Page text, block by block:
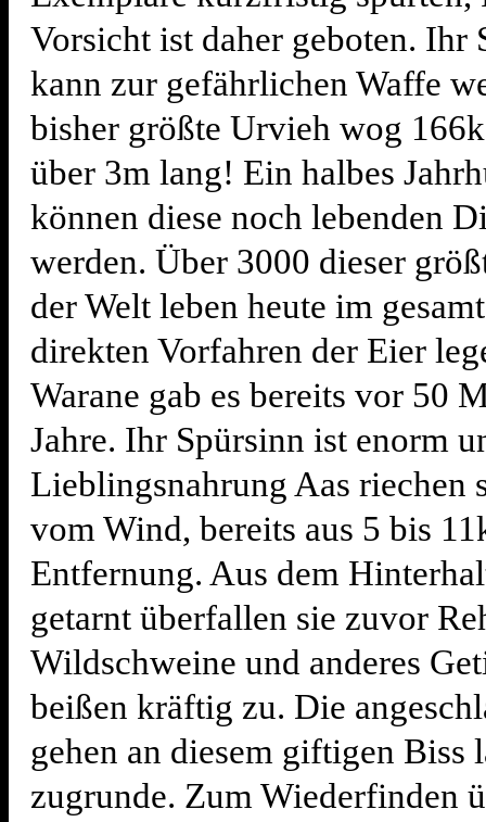
Vorsicht ist daher geboten. Ihr
kann zur gefährlichen Waffe
bisher größte Urvieh wog
über 3m lang! Ein halbes
können diese noch lebenden
werden. Über 3000 dieser
der Welt leben heute im
direkten Vorfahren der Eier
Warane gab es bereits vor 50
Jahre. Ihr Spürsinn ist enorm
Lieblingsnahrung Aas riechen
vom Wind, bereits aus 5 bis
Entfernung. Aus dem
getarnt überfallen sie zuvor
Wildschweine und anderes
beißen kräftig zu. Die
gehen an diesem giftigen Biss
zugrunde. Zum Wiederfinden